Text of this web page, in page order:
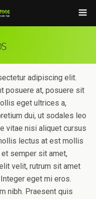
adipiscing elit.
posuere at, posuere sit
eget ultrices a,
dui, ut sodales leo
vitae nisi aliquet cursus
lectus at est mollis
semper sit amet,
velit, rutrum sit amet
eget mi eros.
nibh. Praesent quis